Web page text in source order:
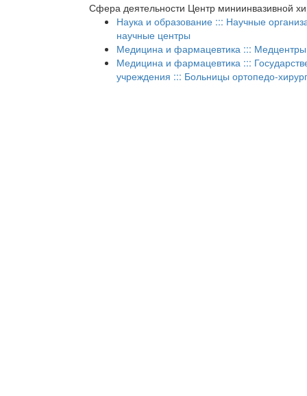
Сфера деятельности Центр миниинвазивной
Наука и образование ::: Научные
научные центры
Медицина и фармацевтика ::: Медцентры
Медицина и фармацевтика :::
учреждения ::: Больницы ортопедо-